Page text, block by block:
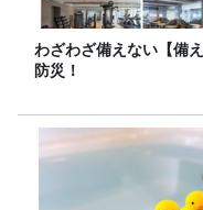
わざわざ備えない【備
防災！